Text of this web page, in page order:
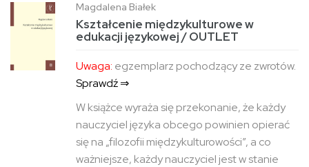
Magdalena Białek
Kształcenie międzykulturowe w
edukacji językowej / OUTLET
Uwaga: egzemplarz pochodzący ze zwrotów.
Sprawdź ⇒
W książce wyraża się przekonanie, że każdy
nauczyciel języka obcego powinien opierać
się na „filozofii międzykulturowości”, a co
ważniejsze, każdy nauczyciel jest w stanie